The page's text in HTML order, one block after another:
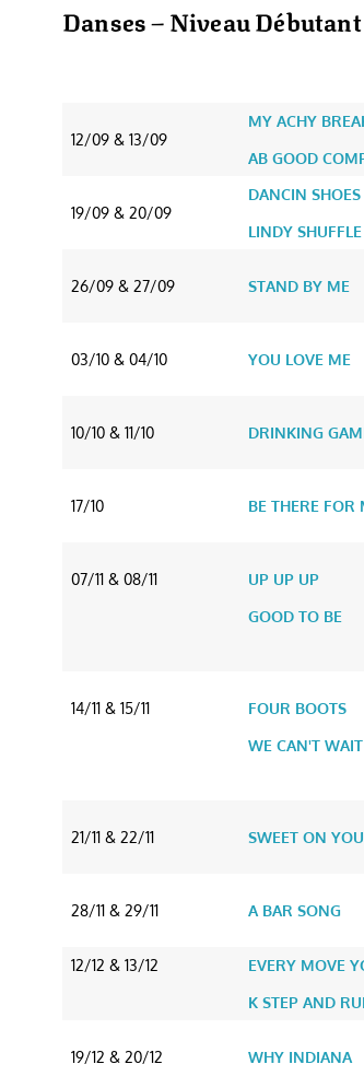
Danses – Niveau Débutant
NOM DE LA
12/09 & 13/09
MY ACHY
AB GOOD
19/09 & 20/09
DANCIN SHOES
LINDY SHUFFLE
26/09 & 27/09 STAND BY ME
03/10 & 04/10 YOU LOVE ME
10/10 & 11/10 DRINKING
17/10 BE THERE FOR
07/11 & 08/11
UP UP UP
GOOD TO BE
14/11 & 15/11
FOUR BOOTS
WE CAN'T WAIT
21/11 & 22/11 SWEET ON YOU
28/11 & 29/11 A BAR SONG
12/12 & 13/12
EVERY MOVE
K STEP AND
19/12 & 20/12 WHY INDIANA